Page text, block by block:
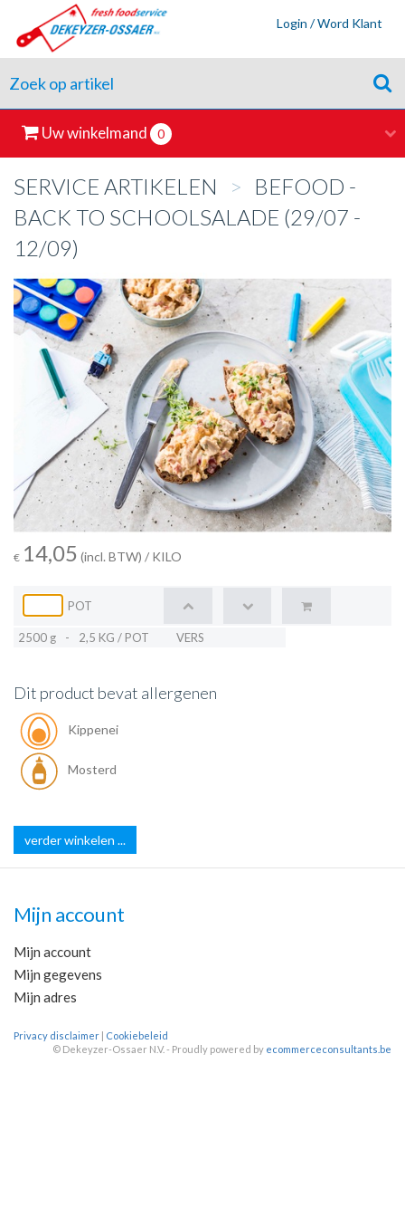
Login / Word Klant
Uw winkelmand 0
SERVICE ARTIKELEN > BEFOOD -
BACK TO SCHOOLSALADE (29/07 -
12/09)
€ 14,05 (incl. BTW) / KILO
POT
2500 g - 2,5 KG / POT VERS
Dit product bevat allergenen
Kippenei
Mosterd
verder winkelen ...
Mijn account
Mijn account
Mijn gegevens
Mijn adres
Privacy disclaimer | Cookiebeleid
© Dekeyzer-Ossaer N.V. - Proudly powered by ecommerceconsultants.be